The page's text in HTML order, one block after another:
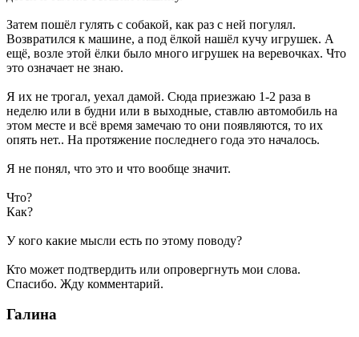
Затем пошёл гулять с собакой, как раз с ней погулял.
Возвратился к машине, а под ёлкой нашёл кучу игрушек. А
ещё, возле этой ёлки было много игрушек на веревочках. Что
это означает не знаю.
Я их не трогал, уехал дамой. Сюда приезжаю 1-2 раза в
неделю или в будни или в выходные, ставлю автомобиль на
этом месте и всё время замечаю то они появляются, то их
опять нет.. На протяжение последнего года это началось.
Я не понял, что это и что вообще значит.
Что?
Как?
У кого какие мысли есть по этому поводу?
Кто может подтвердить или опровергнуть мои слова.
Спасибо. Жду комментарий.
Галина